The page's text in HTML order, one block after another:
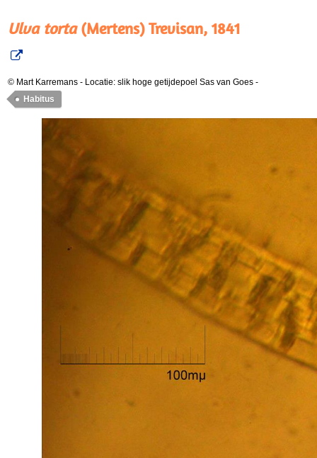
Ulva torta(Mertens) Trevisan, 1841
© Mart Karremans - Locatie: slik hoge getijdepoel Sas van Goes -
Habitus